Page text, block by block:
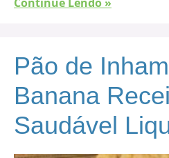
Continue Lendo »
Pão de
Banana
Saudável